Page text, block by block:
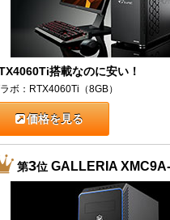
搭載なのに安い！
ボ：RTX4060Ti（8GB）
価格を見る
第3位GALLERIA